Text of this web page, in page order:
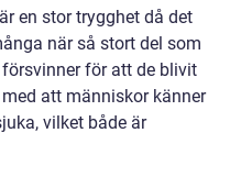
en stor trygghet då det
när så stort del som
för att de blivit
att människor känner
vilket både är